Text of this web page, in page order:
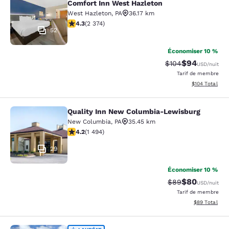
52
Comfort Inn West Hazleton
West Hazleton, PA
36.17 km
4.25 étoiles. Excellent. 2374 commentaires
4.3(2 374)
Économiser 10 %
Tarif barré :
$104Tarif réduit :
$94USD/nuit
Tarif de membre
Afficher les
$104 Total
Quality Inn New Columbia-
29
Quality Inn New Columbia-Lewisburg
New Columbia, PA
35.45 km
4.15 étoiles. Très bon. 1494 commentaires
4.2(1 494)
Économiser 10 %
Tarif barré :
$89Tarif réduit :
$80USD/nuit
Tarif de membre
Afficher les
$89 Total